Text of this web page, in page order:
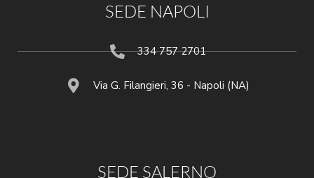
SEDE NAPOLI
334 757 2701
Via G. Filangieri, 36 - Napoli (NA)
SEDE SALERNO